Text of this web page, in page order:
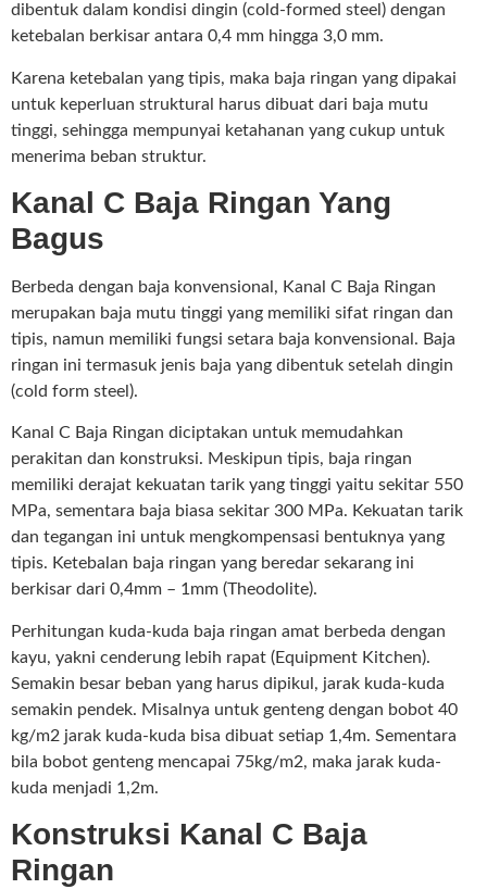
dibentuk dalam kondisi dingin (cold-formed steel) dengan
ketebalan berkisar antara 0,4 mm hingga 3,0 mm.
Karena ketebalan yang tipis, maka baja ringan yang dipakai
untuk keperluan struktural harus dibuat dari baja mutu
tinggi, sehingga mempunyai ketahanan yang cukup untuk
menerima beban struktur.
Kanal C Baja Ringan Yang
Bagus
Berbeda dengan baja konvensional, Kanal C Baja Ringan
merupakan baja mutu tinggi yang memiliki sifat ringan dan
tipis, namun memiliki fungsi setara baja konvensional. Baja
ringan ini termasuk jenis baja yang dibentuk setelah dingin
(cold form steel).
Kanal C Baja Ringan diciptakan untuk memudahkan
perakitan dan konstruksi. Meskipun tipis, baja ringan
memiliki derajat kekuatan tarik yang tinggi yaitu sekitar 550
MPa, sementara baja biasa sekitar 300 MPa. Kekuatan tarik
dan tegangan ini untuk mengkompensasi bentuknya yang
tipis. Ketebalan baja ringan yang beredar sekarang ini
berkisar dari 0,4mm – 1mm (Theodolite).
Perhitungan kuda-kuda baja ringan amat berbeda dengan
kayu, yakni cenderung lebih rapat (Equipment Kitchen).
Semakin besar beban yang harus dipikul, jarak kuda-kuda
semakin pendek. Misalnya untuk genteng dengan bobot 40
kg/m2 jarak kuda-kuda bisa dibuat setiap 1,4m. Sementara
bila bobot genteng mencapai 75kg/m2, maka jarak kuda-
kuda menjadi 1,2m.
Konstruksi Kanal C Baja
Ringan